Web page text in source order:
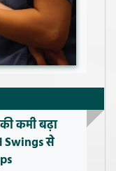
कमी बढ़ा
Swings से